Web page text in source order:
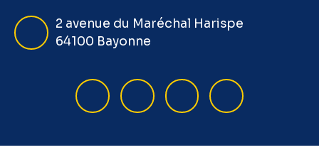
2 avenue du Maréchal Harispe
64100 Bayonne